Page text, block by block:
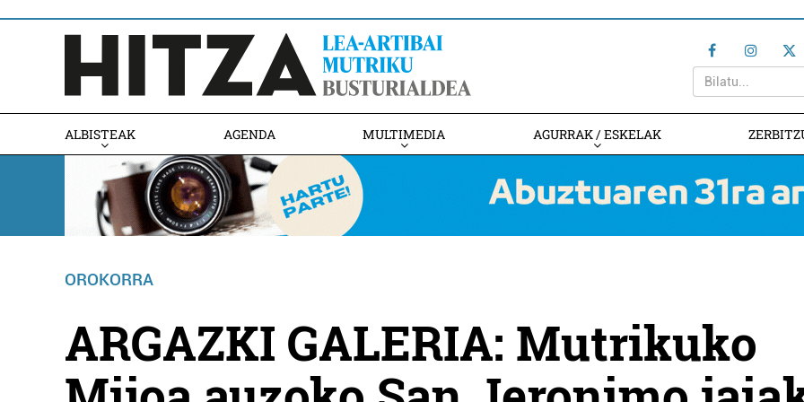
ALBISTEAK AGENDA MULTIMEDIA AGURRAK / ESKELAK
OROKORRA
ARGAZKI GALERIA: Mutrikuko